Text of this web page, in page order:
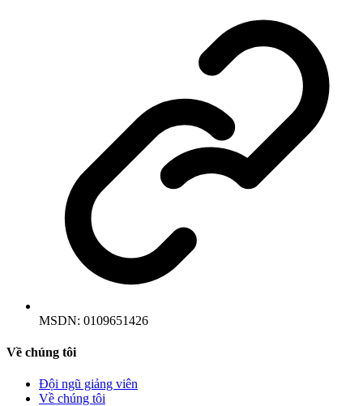
MSDN: 0109651426
Về chúng tôi
Đội ngũ giảng viên
Về chúng tôi